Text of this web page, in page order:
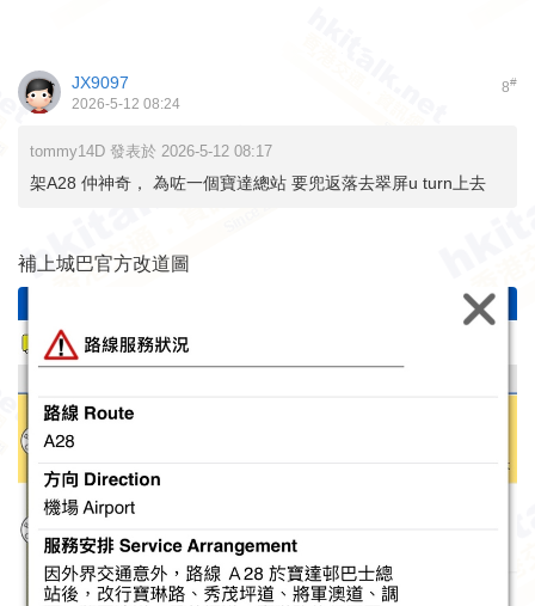
8#
JX9097
2026-5-12 08:24
tommy14D 發表於 2026-5-12 08:17
架A28 仲神奇， 為咗一個寶達總站 要兜返落去翠屏u turn上去
補上城巴官方改道圖